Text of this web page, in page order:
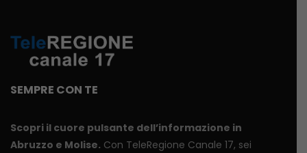
SEMPRE CON TE
Scopri il cuore pulsante dell’informazione in
Abruzzo e Molise. Con TeleRegione Canale 17, sei